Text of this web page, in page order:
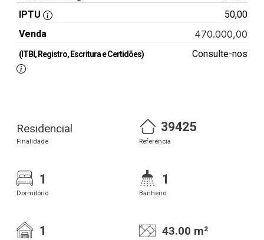
IPTU
50,00
Venda
470.000,00
(ITBI, Registro, Escritura e Certidões) Consulte-nos
Residencial
Finalidade
39425
Referência
1
Dormitório
1
Banheiro
1 43.00 m²